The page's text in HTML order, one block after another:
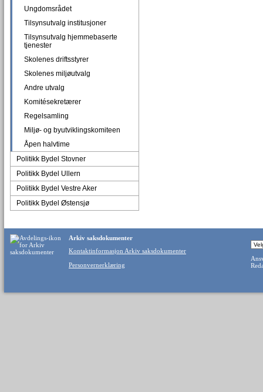
Ungdomsrådet
Tilsynsutvalg institusjoner
Tilsynsutvalg hjemmebaserte
tjenester
Skolenes driftsstyrer
Skolenes miljøutvalg
Andre utvalg
Komitésekretærer
Regelsamling
Miljø- og byutviklingskomiteen
Åpen halvtime
Politikk Bydel Stovner
Politikk Bydel Ullern
Politikk Bydel Vestre Aker
Politikk Bydel Østensjø
Arkiv saksdokumenter
Kontaktinformasjon Arkiv saksdokumenter
Personvernerklæring